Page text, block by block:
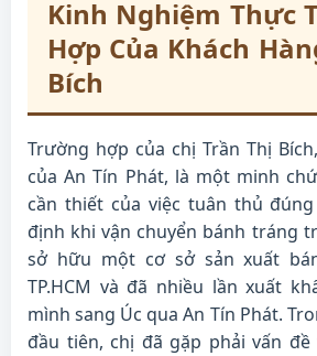
Kinh Nghiệm Thực
Hợp Của Khách
Bích
Trường hợp của chị Trần Thị
của An Tín Phát, là một minh
cần thiết của việc tuân thủ
định khi vận chuyển bánh tráng
sở hữu một cơ sở sản xuất
TP.HCM và đã nhiều lần xuất
mình sang Úc qua An Tín Phát.
đầu tiên, chị đã gặp phải vấn